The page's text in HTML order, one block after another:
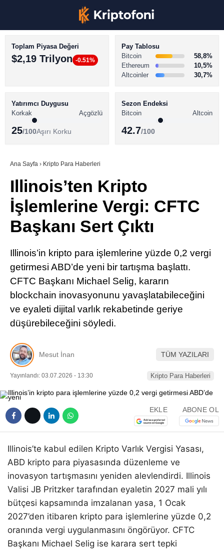
TikTok
LinkedIn
Telegram
BİTCOİN HABERLERİ
ALTCOİN HABERLERİ
SÖZLÜK
Toplam Piyasa Değeri
$2,19 Trilyon -0.51%
Pay Tablosu
Bitcoin
58,8%
Ethereum
10,5%
Altcoinler
30,7%
Yatırımcı Duygusu
Korkak
Açgözlü
25/100Aşırı Korku
Sezon Endeksi
Bitcoin
Altcoin
42.7/100
Ana Sayfa › Kripto Para Haberleri
Illinois’ten Kripto
İşlemlerine Vergi: CFTC
Başkanı Sert Çıktı
Illinois’in kripto para işlemlerine yüzde 0,2 vergi
getirmesi ABD’de yeni bir tartışma başlattı.
CFTC Başkanı Michael Selig, kararın
blockchain inovasyonunu yavaşlatabileceğini
ve eyaleti dijital varlık rekabetinde geriye
düşürebileceğini söyledi.
Mesut İnan TÜM YAZILARI
Yayınlandı: 03.07.2026 - 13:30 Kripto Para Haberleri
EKLE ABONE OL
Illinois’te kabul edilen Kripto Varlık Vergisi Yasası,
ABD kripto para piyasasında düzenleme ve
inovasyon tartışmasını yeniden alevlendirdi. Illinois
Valisi JB Pritzker tarafından eyaletin 2027 mali yılı
bütçesi kapsamında imzalanan yasa, 1 Ocak
2027’den itibaren kripto para işlemlerine yüzde 0,2
oranında vergi uygulanmasını öngörüyor. CFTC
Başkanı Michael Selig ise karara sert tepki